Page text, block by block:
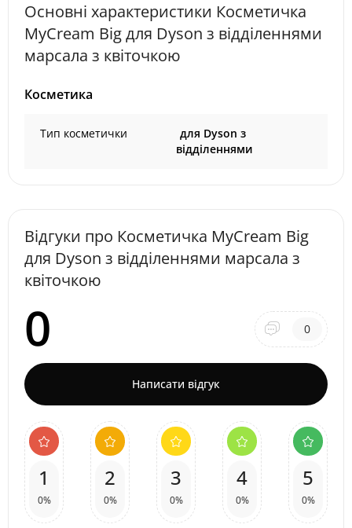
Основні характеристики Косметичка
MyCream Big для Dyson з відділеннями
марсала з квіточкою
Косметика
Тип косметички
для Dyson з
відділеннями
Відгуки про Косметичка MyCream Big
для Dyson з відділеннями марсала з
квіточкою
0 0
Написати відгук
1
0%
2
0%
3
0%
4
0%
5
0%